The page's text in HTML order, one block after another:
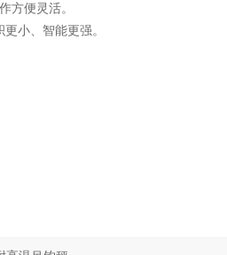
方便灵活。
小、智能更强。